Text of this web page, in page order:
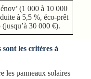
(1 000 à 10 000
à 5,5 %, éco-prêt
(jusqu’à 30 000 €).
les critères à
les panneaux solaires